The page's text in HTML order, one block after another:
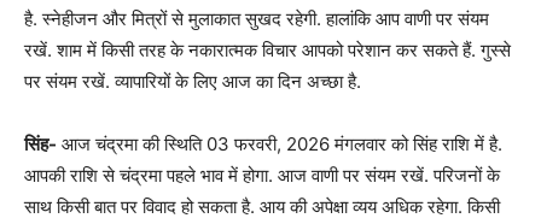
है. स्नेहीजन और मित्रों से मुलाकात सुखद रहेगी. हालांकि आप वाणी पर संयम
रखें. शाम में किसी तरह के नकारात्मक विचार आपको परेशान कर सकते हैं. गुस्से
पर संयम रखें. व्यापारियों के लिए आज का दिन अच्छा है.
सिंह- आज चंद्रमा की स्थिति 03 फरवरी, 2026 मंगलवार को सिंह राशि में है.
आपकी राशि से चंद्रमा पहले भाव में होगा. आज वाणी पर संयम रखें. परिजनों के
साथ किसी बात पर विवाद हो सकता है. आय की अपेक्षा व्यय अधिक रहेगा. किसी